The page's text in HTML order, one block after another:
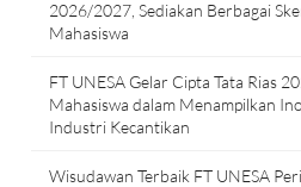
2026/2027, Sediakan Berbagai
Mahasiswa
FT UNESA Gelar Cipta Tata Rias
Mahasiswa dalam Menampilkan
Industri Kecantikan
Wisudawan Terbaik FT UNESA